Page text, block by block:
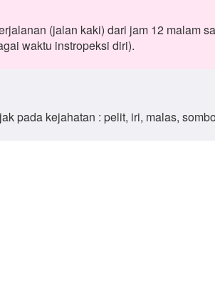
(jalan kaki) dari jam 12 malam
waktu instropeksi diri).
pada kejahatan : pelit, iri, malas,